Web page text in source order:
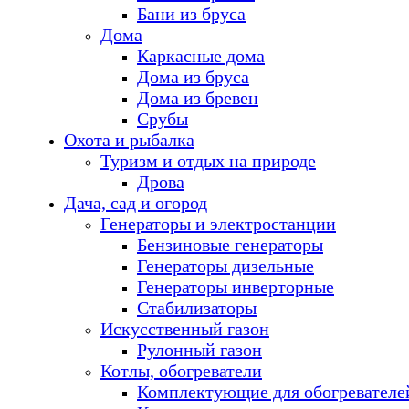
Бани из бруса
Дома
Каркасные дома
Дома из бруса
Дома из бревен
Срубы
Охота и рыбалка
Туризм и отдых на природе
Дрова
Дача, сад и огород
Генераторы и электростанции
Бензиновые генераторы
Генераторы дизельные
Генераторы инверторные
Стабилизаторы
Искусственный газон
Рулонный газон
Котлы, обогреватели
Комплектующие для